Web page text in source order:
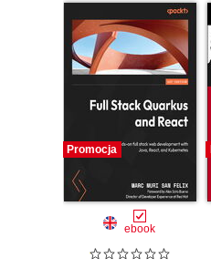
Promocja
ebook